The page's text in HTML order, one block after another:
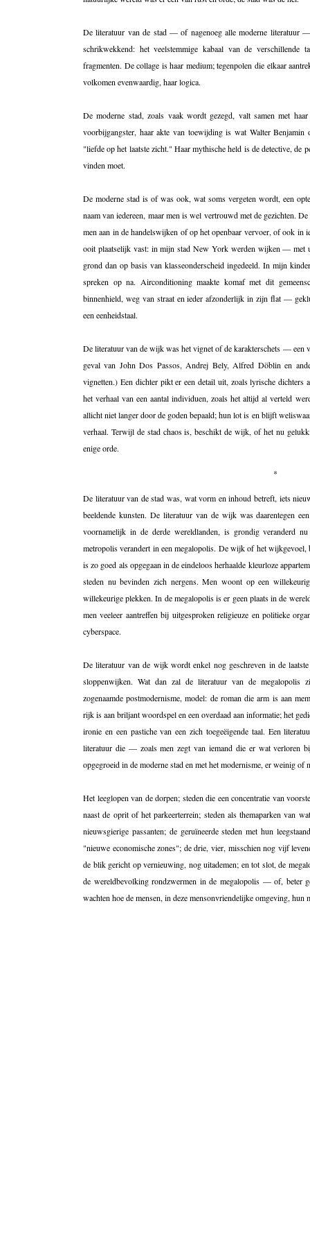
De literatuur van de stad — of nagenoeg alle moderne literatuur
schrikwekkend: het veelstemmige kabaal van de verschillende
fragmenten. De collage is haar medium; tegenpolen die elkaar
volkomen evenwaardig, haar logica.
De moderne stad, zoals vaak wordt gezegd, valt samen met
voorbijgangster, haar akte van toewijding is wat Walter
"liefde op het laatste zicht." Haar mythische held is de detective, de
vinden moet.
De moderne stad is of was ook, wat soms vergeten wordt, een
naam van iedereen, maar men is wel vertrouwd met de gezichten.
men aan in de handelswijken of op het openbaar vervoer, of ook in
ooit plaatselijk vast: in mijn stad New York werden wijken — met
grond dan op basis van klasseonderscheid ingedeeld. In mijn
spreken op na. Airconditioning maakte komaf met dit
binnenhield, weg van straat en ieder afzonderlijk in zijn flat —
een eenheidstaal.
De literatuur van de wijk was het vignet of de karakterschets — een
geval van John Dos Passos, Andrej Bely, Alfred Döblin en
vignetten.) Een dichter pikt er een detail uit, zoals lyrische dichters
het verhaal van een aantal individuen, zoals het altijd al verteld
allicht niet langer door de goden bepaald; hun lot is en blijft
verhaal. Terwijl de stad chaos is, beschikt de wijk, of het nu
enige orde.
*
De literatuur van de stad was, wat vorm en inhoud betreft, iets
beeldende kunsten. De literatuur van de wijk was daarentegen
voornamelijk in de derde wereldlanden, is grondig veranderd
metropolis verandert in een megalopolis. De wijk of het
is zo goed als opgegaan in de eindeloos herhaalde kleurloze
steden nu bevinden zich nergens. Men woont op een
willekeurige plekken. In de megalopolis is er geen plaats in de
men veeleer aantreffen bij uitgesproken religieuze en politieke
cyberspace.
De literatuur van de wijk wordt enkel nog geschreven in de
sloppenwijken. Wat dan zal de literatuur van de megalopolis
zogenaamde postmodernisme, model: de roman die arm is aan
rijk is aan briljant woordspel en een overdaad aan informatie; het
ironie en een pastiche van een zich toegeëigende taal. Een
literatuur die — zoals men zegt van iemand die er wat
opgegroeid in de moderne stad en met het modernisme, er weinig of
Het leeglopen van de dorpen; steden die een concentratie van
naast de oprit of het parkeerterrein; steden als themaparken van
nieuwsgierige passanten; de geruïneerde steden met hun
"nieuwe economische zones"; de drie, vier, misschien nog vijf
de blik gericht op vernieuwing, nog uitademen; en tot slot, de
de wereldbevolking rondzwermen in de megalopolis — of, beter
wachten hoe de mensen, in deze mensonvriendelijke omgeving,